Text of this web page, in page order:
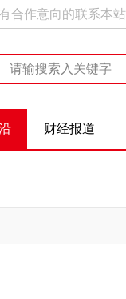
合作意向的联系本站
财经报道